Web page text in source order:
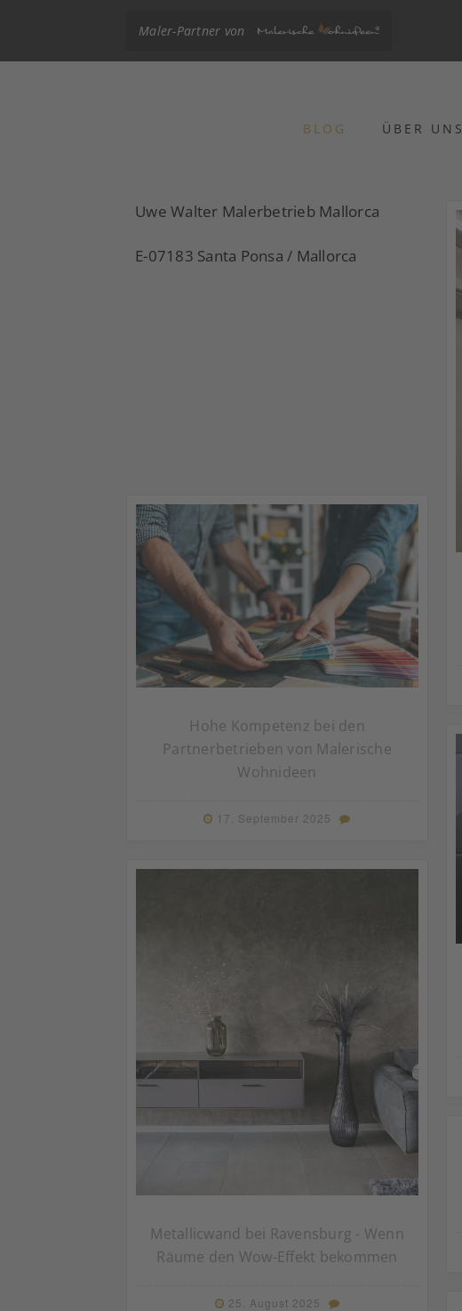
Maler-Partner von
BLOG ÜBER UNS
Uwe Walter Malerbetrieb Mallorca
E-07183 Santa Ponsa / Mallorca
Hohe Kompetenz bei den
Partnerbetrieben von Malerische
Wohnideen
17. September 2025
Metallicwand bei Ravensburg - Wenn
Räume den Wow-Effekt bekommen
25. August 2025